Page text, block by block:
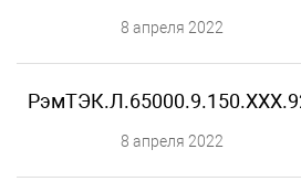
8 апреля 2022
8 апреля 2022